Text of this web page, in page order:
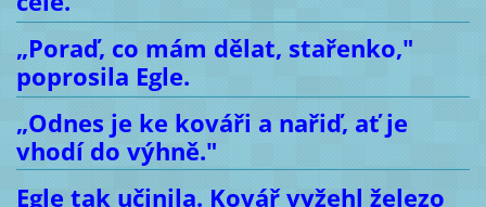
„Poraď, co mám dělat, stařenko,"
poprosila Egle.
„Odnes je ke kováři a nařiď, ať je
vhodí do výhně."
Egle tak učinila. Kovář vyžehl železo